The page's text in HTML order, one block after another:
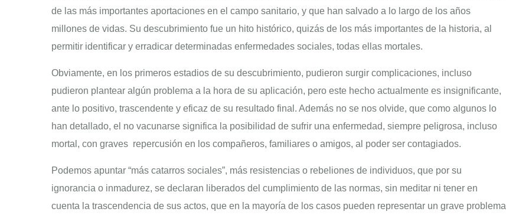
de las más importantes aportaciones en el campo sanitario, y que han salvado a lo largo de los años
millones de vidas. Su descubrimiento fue un hito histórico, quizás de los más importantes de la historia, al
permitir identificar y erradicar determinadas enfermedades sociales, todas ellas mortales.
Obviamente, en los primeros estadios de su descubrimiento, pudieron surgir complicaciones, incluso
pudieron plantear algún problema a la hora de su aplicación, pero este hecho actualmente es insignificante,
ante lo positivo, trascendente y eficaz de su resultado final. Además no se nos olvide, que como algunos lo
han detallado, el no vacunarse significa la posibilidad de sufrir una enfermedad, siempre peligrosa, incluso
mortal, con graves repercusión en los compañeros, familiares o amigos, al poder ser contagiados.
Podemos apuntar “más catarros sociales”, más resistencias o rebeliones de individuos, que por su
ignorancia o inmadurez, se declaran liberados del cumplimiento de las normas, sin meditar ni tener en
cuenta la trascendencia de sus actos, que en la mayoría de los casos pueden representar un grave problema